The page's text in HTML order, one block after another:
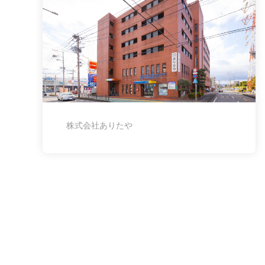
株式会社ありたや